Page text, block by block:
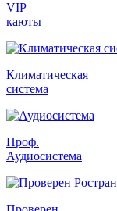
VIP
каюты
Климатическая
система
Проф.
Аудиосистема